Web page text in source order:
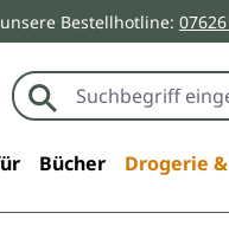
Bestellhotline:
Bücher Drogerie